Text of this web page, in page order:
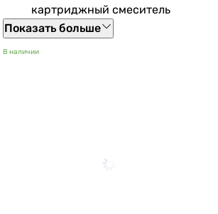
картриджный смеситель
Показать больше
В наличии